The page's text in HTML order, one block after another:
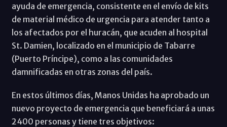
ayuda de emergencia, consistente en el envío de kits
de material médico de urgencia para atender tanto a
los afectados por el huracán, que acuden al hospital
St. Damien, localizado en el municipio de Tabarre
(Puerto Príncipe), como a las comunidades
damnificadas en otras zonas del país.
En estos últimos días, Manos Unidas ha aprobado un
nuevo proyecto de emergencia que beneficiará a unas
2400 personas y tiene tres objetivos: